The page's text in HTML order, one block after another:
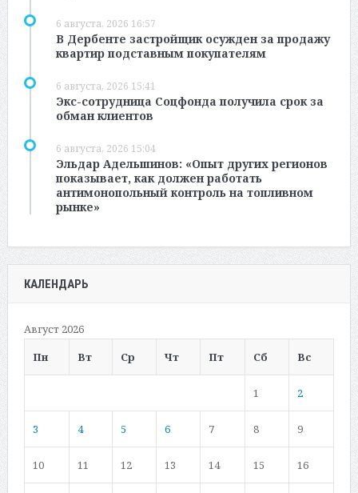
6 августа, 2026 16:57
В Дербенте застройщик осужден за продажу
квартир подставным покупателям
6 августа, 2026 15:41
Экс-сотрудница Соцфонда получила срок за
обман клиентов
6 августа, 2026 15:04
Эльдар Адельшинов: «Опыт других регионов
показывает, как должен работать
антимонопольный контроль на топливном
рынке»
КАЛЕНДАРЬ
Август 2026
Пн
Вт Ср Чт Пт Сб Вс
1 2
3 4 5 6 7 8 9
10 11 12 13 14 15 16